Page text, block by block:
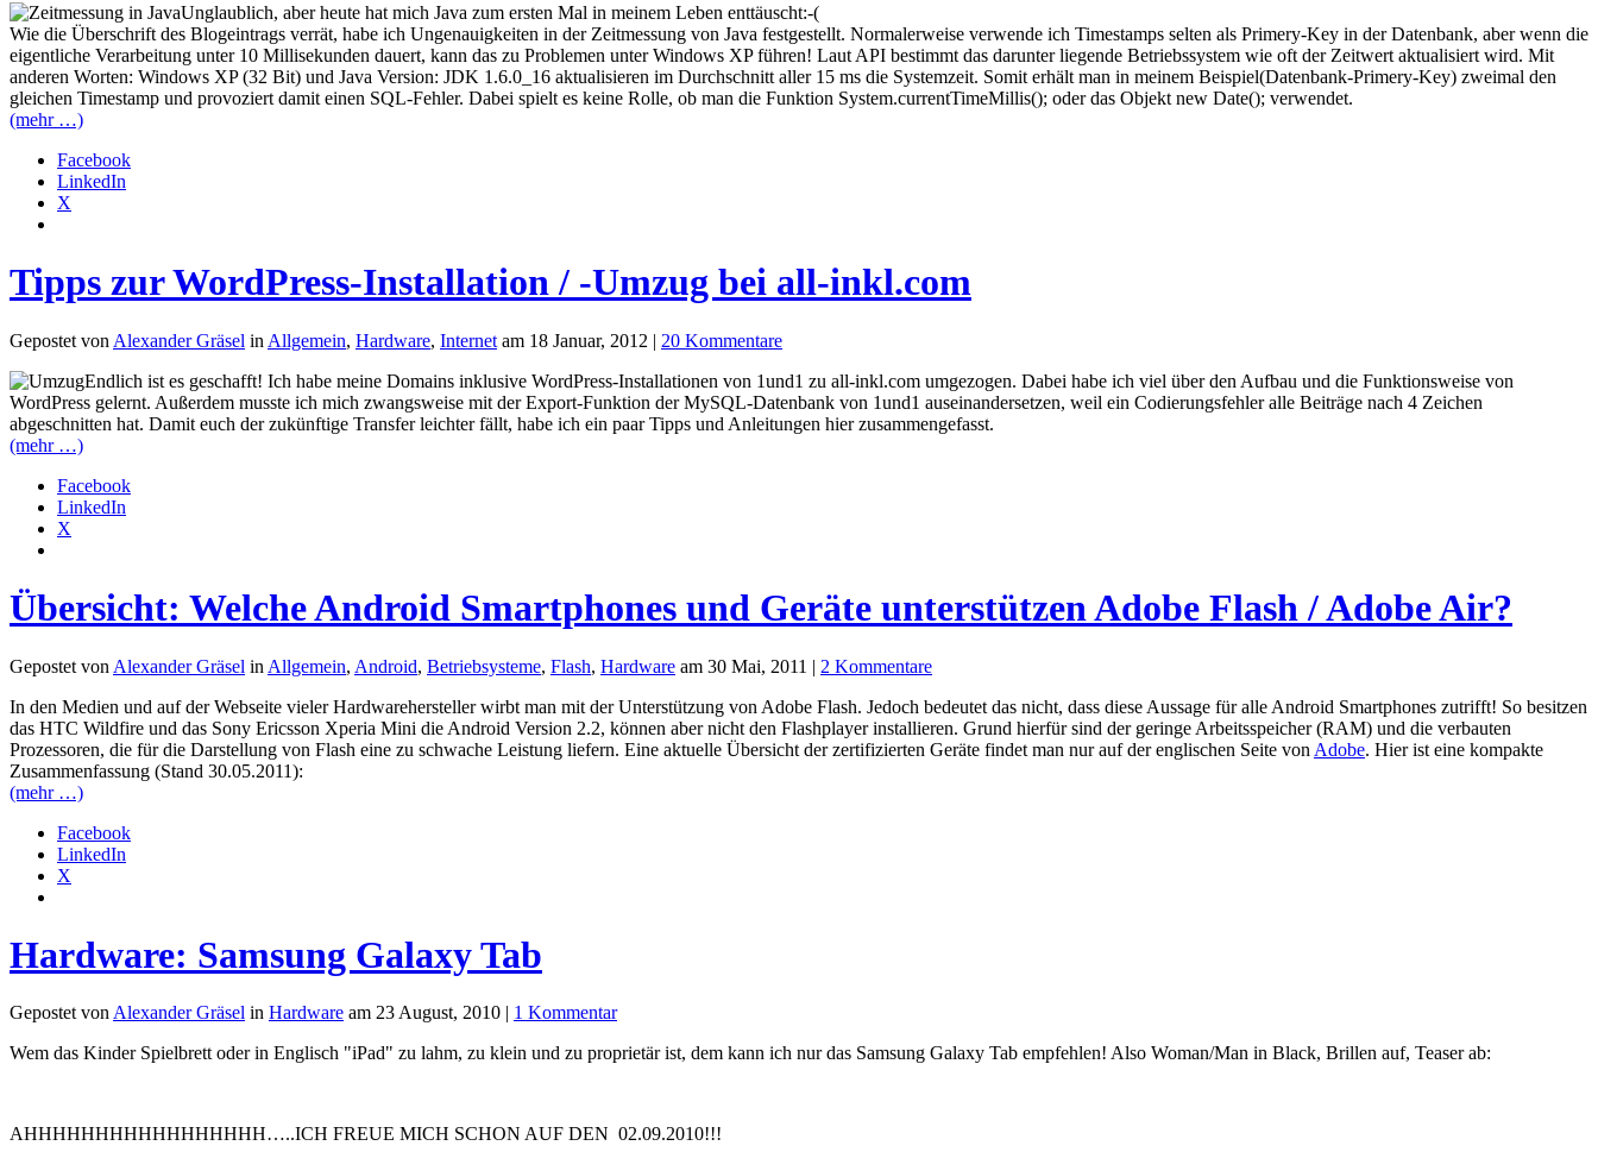
Unglaublich, aber heute hat mich Java zum ersten Mal in meinem Leben enttäuscht:-(
Wie die Überschrift des Blogeintrags verrät, habe ich Ungenauigkeiten in der Zeitmessung von Java festgestellt. Normalerweise verwende ich Timestamps selten als Primery-Key in der Datenbank, aber wenn die
eigentliche Verarbeitung unter 10 Millisekunden dauert, kann das zu Problemen unter Windows XP führen! Laut API bestimmt das darunter liegende Betriebssystem wie oft der Zeitwert aktualisiert wird. Mit
anderen Worten: Windows XP (32 Bit) und Java Version: JDK 1.6.0_16 aktualisieren im Durchschnitt aller 15 ms die Systemzeit. Somit erhält man in meinem Beispiel(Datenbank-Primery-Key) zweimal den
gleichen Timestamp und provoziert damit einen SQL-Fehler. Dabei spielt es keine Rolle, ob man die Funktion System.currentTimeMillis(); oder das Objekt new Date(); verwendet.
(mehr …)
Facebook
LinkedIn
X
Tipps zur WordPress-Installation / -Umzug bei all-inkl.com
Gepostet von Alexander Gräsel in Allgemein, Hardware, Internet am 18 Januar, 2012 | 20 Kommentare
Endlich ist es geschafft! Ich habe meine Domains inklusive WordPress-Installationen von 1und1 zu all-inkl.com umgezogen. Dabei habe ich viel über den Aufbau und die Funktionsweise von
WordPress gelernt. Außerdem musste ich mich zwangsweise mit der Export-Funktion der MySQL-Datenbank von 1und1 auseinandersetzen, weil ein Codierungsfehler alle Beiträge nach 4 Zeichen
abgeschnitten hat. Damit euch der zukünftige Transfer leichter fällt, habe ich ein paar Tipps und Anleitungen hier zusammengefasst.
(mehr …)
Facebook
LinkedIn
X
Übersicht: Welche Android Smartphones und Geräte unterstützen Adobe Flash / Adobe Air?
Gepostet von Alexander Gräsel in Allgemein, Android, Betriebsysteme, Flash, Hardware am 30 Mai, 2011 | 2 Kommentare
In den Medien und auf der Webseite vieler Hardwarehersteller wirbt man mit der Unterstützung von Adobe Flash. Jedoch bedeutet das nicht, dass diese Aussage für ­alle Android Smartphones zutrifft! So besitzen
das ­HTC ­Wildfire und das Sony Ericsson ­Xperia Mini ­die Android Version 2.2, können aber nicht den Flashplayer installieren. Grund hierfür sind der geringe Arbeitsspeicher (RAM) und die verbauten
Prozessoren, die für die Darstellung von Flash eine zu schwache Leistung liefern. Eine aktuelle Übersicht der zertifizierten Geräte findet man nur auf der englischen Seite von Adobe. Hier ist eine kompakte
Zusammenfassung (Stand 30.05.2011):
(mehr …)
Facebook
LinkedIn
X
Hardware: Samsung Galaxy Tab
Gepostet von Alexander Gräsel in Hardware am 23 August, 2010 | 1 Kommentar
Wem das Kinder Spielbrett oder in Englisch "iPad" zu lahm, zu klein und zu proprietär ist, dem kann ich nur das Samsung Galaxy Tab empfehlen! Also Woman/Man in Black, Brillen auf, Teaser ab:
AHHHHHHHHHHHHHHHHH…..ICH FREUE MICH SCHON AUF DEN 02.09.2010!!!